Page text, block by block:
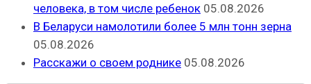
человека, в том числе ребенок 05.08.2026
В Беларуси намолотили более 5 млн тонн зерна
05.08.2026
Расскажи о своем роднике 05.08.2026